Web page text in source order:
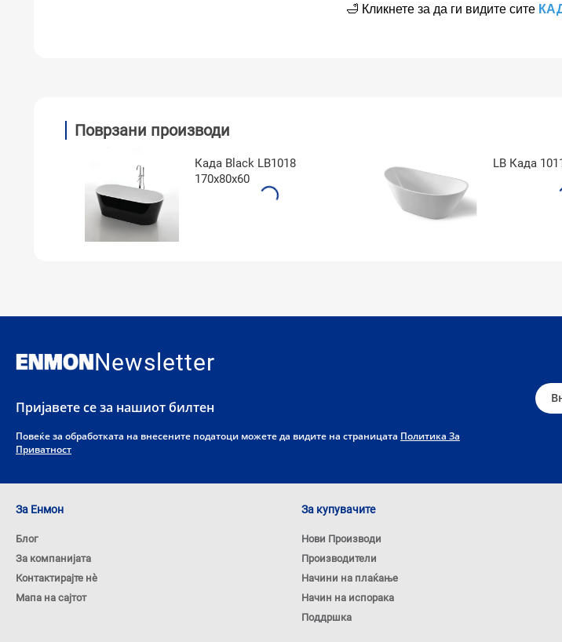
🛁 Кликнете за да ги видите сите
Поврзани производи
Када Black LB1018
170x80x60
LB Када
Newsletter
Пријавете се за нашиот билтен
Повеќе за обработката на внесените податоци можете да видите на страницата Политика За
Приватност
За Енмон
Блог
За компанијата
Контактирајте нѐ
Мапа на сајтот
За купувачите
Нови Производи
Производители
Начини на плаќање
Начин на испорака
Поддршка